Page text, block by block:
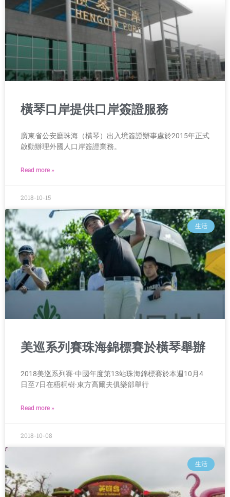
橫琴口岸提供口岸簽證服務
廣東省公安廳珠海（橫琴）出入境簽證辦事處於2015年正式
啟動辦理外國人口岸簽證業務。
Read more »
2018-10-15
生活
美巡系列賽珠海錦標賽於橫琴舉辦
2018美巡系列賽-中國年度第13站珠海錦標賽於本週10月4
日至7日在梧桐樹·東方高爾夫俱樂部舉行
Read more »
2018-10-08
生活